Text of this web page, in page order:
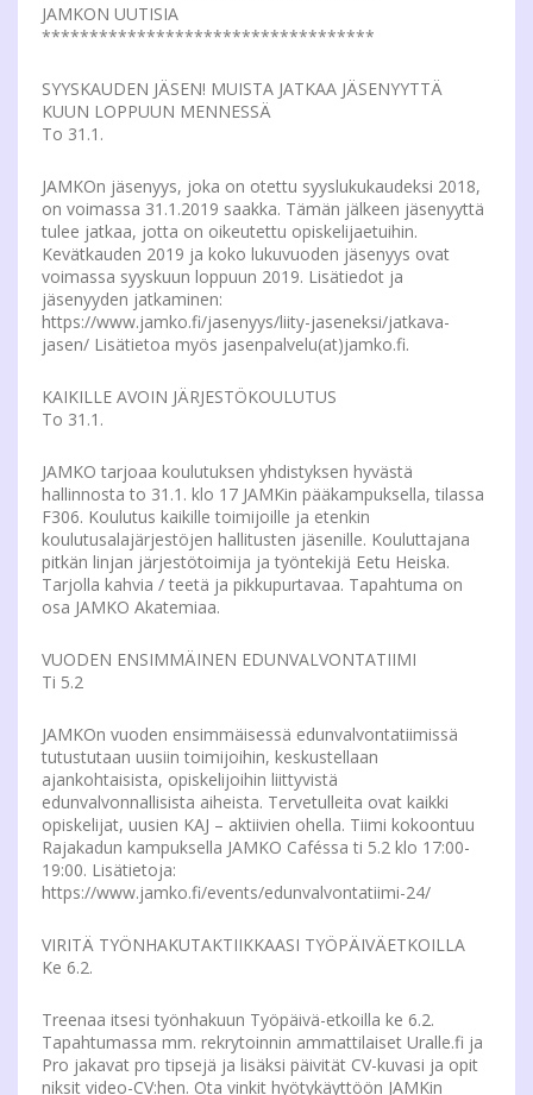
JAMKON UUTISIA
***********************************
SYYSKAUDEN JÄSEN! MUISTA JATKAA JÄSENYYTTÄ
KUUN LOPPUUN MENNESSÄ
To 31.1.
JAMKOn jäsenyys, joka on otettu syyslukukaudeksi 2018,
on voimassa 31.1.2019 saakka. Tämän jälkeen jäsenyyttä
tulee jatkaa, jotta on oikeutettu opiskelijaetuihin.
Kevätkauden 2019 ja koko lukuvuoden jäsenyys ovat
voimassa syyskuun loppuun 2019. Lisätiedot ja
jäsenyyden jatkaminen:
https://www.jamko.fi/jasenyys/liity-jaseneksi/jatkava-
jasen/ Lisätietoa myös jasenpalvelu(at)jamko.fi.
KAIKILLE AVOIN JÄRJESTÖKOULUTUS
To 31.1.
JAMKO tarjoaa koulutuksen yhdistyksen hyvästä
hallinnosta to 31.1. klo 17 JAMKin pääkampuksella, tilassa
F306. Koulutus kaikille toimijoille ja etenkin
koulutusalajärjestöjen hallitusten jäsenille. Kouluttajana
pitkän linjan järjestötoimija ja työntekijä Eetu Heiska.
Tarjolla kahvia / teetä ja pikkupurtavaa. Tapahtuma on
osa JAMKO Akatemiaa.
VUODEN ENSIMMÄINEN EDUNVALVONTATIIMI
Ti 5.2
JAMKOn vuoden ensimmäisessä edunvalvontatiimissä
tutustutaan uusiin toimijoihin, keskustellaan
ajankohtaisista, opiskelijoihin liittyvistä
edunvalvonnallisista aiheista. Tervetulleita ovat kaikki
opiskelijat, uusien KAJ – aktiivien ohella. Tiimi kokoontuu
Rajakadun kampuksella JAMKO Caféssa ti 5.2 klo 17:00-
19:00. Lisätietoja:
https://www.jamko.fi/events/edunvalvontatiimi-24/
VIRITÄ TYÖNHAKUTAKTIIKKAASI TYÖPÄIVÄETKOILLA
Ke 6.2.
Treenaa itsesi työnhakuun Työpäivä-etkoilla ke 6.2.
Tapahtumassa mm. rekrytoinnin ammattilaiset Uralle.fi ja
Pro jakavat pro tipsejä ja lisäksi päivität CV-kuvasi ja opit
niksit video-CV:hen. Ota vinkit hyötykäyttöön JAMKin